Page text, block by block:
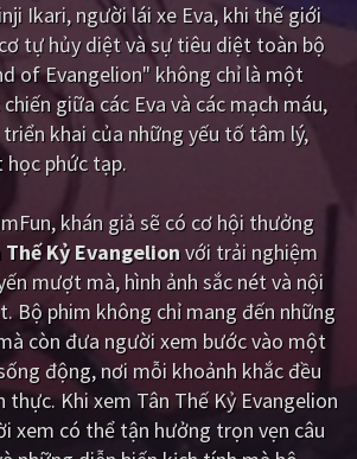
Kỳ ảo
Gia đình
Lịch sử
Tiểu sử
DramaTV
Trung Quốc - Hồng Kông
Nhật Bản
Việt Nam
Ikari, người lái xe Eva, khi thế giới
tự hủy diệt và sự tiêu diệt toàn bộ
of Evangelion" không chỉ là một
giữa các Eva và các mạch máu,
khai của những yếu tố tâm lý,
phức tạp.
, khán giả sẽ có cơ hội thưởng
Thế Kỷ Evangelionvới trải nghiệm
mượt mà, hình ảnh sắc nét và nội
Bộ phim không chỉ mang đến những
còn đưa người xem bước vào một
động, nơi mỗi khoảnh khắc đều
thực. Khi xem Tân Thế Kỷ Evangelion
xem có thể tận hưởng trọn vẹn câu